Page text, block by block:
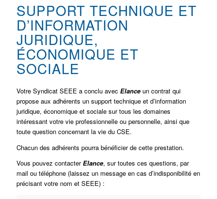
SUPPORT TECHNIQUE ET
D’INFORMATION
JURIDIQUE,
ÉCONOMIQUE ET
SOCIALE
Votre Syndicat SEEE a conclu avec Elanceun contrat qui
propose aux adhérents un support technique et d’information
juridique, économique et sociale sur tous les domaines
intéressant votre vie professionnelle ou personnelle, ainsi que
toute question concernant la vie du CSE.
Chacun des adhérents pourra bénéficier de cette prestation.
Vous pouvez contacterElance, sur toutes ces questions, par
mail ou téléphone (laissez un message en cas d’indisponibilité en
précisant votre nom et SEEE) :